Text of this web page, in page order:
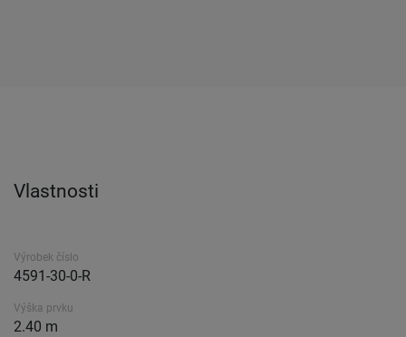
Vlastnosti
Výrobek číslo
4591-30-0-R
Výška prvku
2.40 m